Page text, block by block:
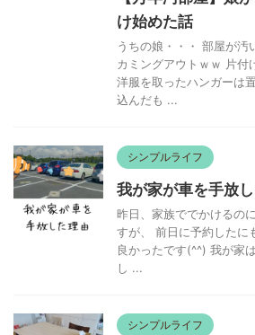
け始めた話
うちの娘・・・ 部屋が汚
カミングアウトｗｗ 片付
洋服を取ったハンガーは
込んだも ...
シンプルライフ
我が家が車を手放
昨日、家族ででかけるの
すが、 前日に予約したに
良かったです(^^) 我が家
し ...
シンプルライフ